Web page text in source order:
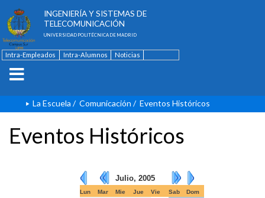
INGENIERÍA Y SISTEMAS DE
TELECOMUNICACIÓN
UNIVERSIDAD POLITÉCNICA DE MADRID
Intra-Empleados Intra-Alumnos
Noticias
La Escuela / Comunicación / Eventos Históricos
Eventos Históricos
Julio, 2005
Lun Mar Mie Jue Vie Sab
Dom